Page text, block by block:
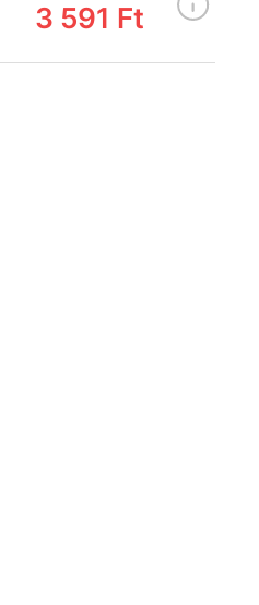
3 591 Ft